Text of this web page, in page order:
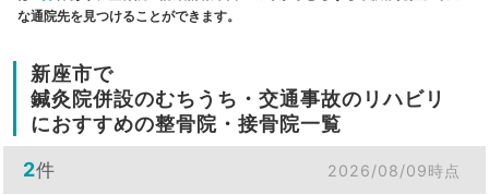
な通院先を見つけることができます。
新座市で
鍼灸院併設のむちうち・交通事故のリハビリ
におすすめの整骨院・接骨院一覧
2件 2026/08/09時点